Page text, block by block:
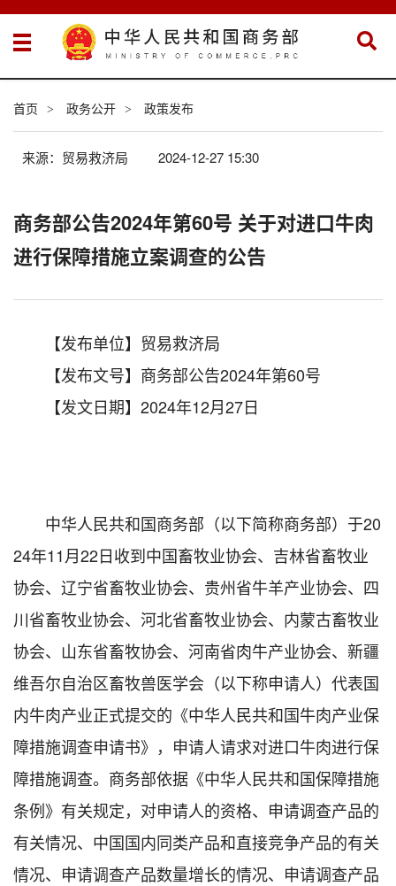
首页 > 政务公开 > 政策发布
来源：贸易救济局 2024-12-27 15:30
商务部公告2024年第60号 关于对进口牛肉
进行保障措施立案调查的公告
【发布单位】贸易救济局
【发布文号】商务部公告2024年第60号
【发文日期】2024年12月27日
中华人民共和国商务部（以下简称商务部）于20
24年11月22日收到中国畜牧业协会、吉林省畜牧业
协会、辽宁省畜牧业协会、贵州省牛羊产业协会、四
川省畜牧业协会、河北省畜牧业协会、内蒙古畜牧业
协会、山东省畜牧协会、河南省肉牛产业协会、新疆
维吾尔自治区畜牧兽医学会（以下称申请人）代表国
内牛肉产业正式提交的《中华人民共和国牛肉产业保
障措施调查申请书》，申请人请求对进口牛肉进行保
障措施调查。商务部依据《中华人民共和国保障措施
条例》有关规定，对申请人的资格、申请调查产品的
有关情况、中国国内同类产品和直接竞争产品的有关
情况、申请调查产品数量增长的情况、申请调查产品